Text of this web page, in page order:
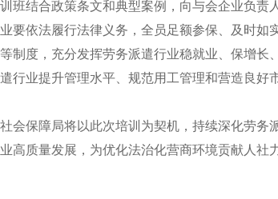
班结合政策条文和典型案例，向与会企业负
要依法履行法律义务，全员足额参保、及时
制度，充分发挥劳务派遣行业稳就业、保增
行业提升管理水平、规范用工管理和营造良好
会保障局将以此次培训为契机，持续深化劳务
高质量发展，为优化法治化营商环境贡献人社